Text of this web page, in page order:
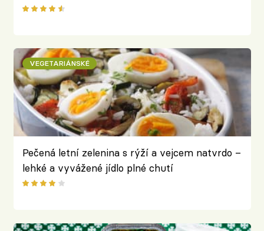
do krabičky
VEGETARIÁNSKÉ
Pečená letní zelenina s rýží a vejcem natvrdo –
lehké a vyvážené jídlo plné chutí